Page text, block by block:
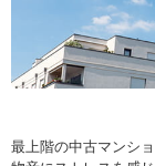
最上階の中古マンシ